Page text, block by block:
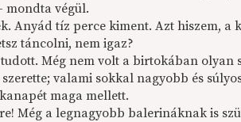
mondta végül.
Anyád tíz perce kiment. Azt hi­szem,
táncolni, nem igaz?
Még nem volt a birtokában
valami sokkal nagyobb és
maga mellett.
Még a legnagyobb balerináknak is